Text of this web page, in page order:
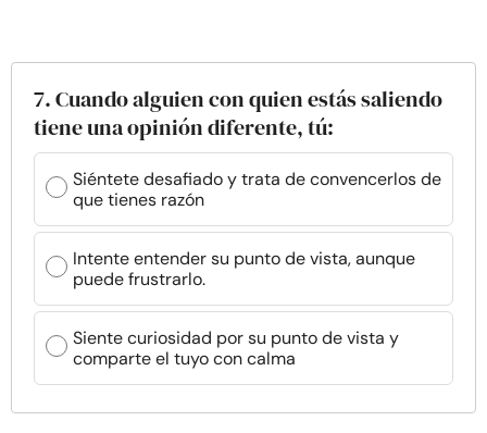
7. Cuando alguien con quien estás saliendo
tiene una opinión diferente, tú:
Siéntete desafiado y trata de convencerlos de
que tienes razón
Intente entender su punto de vista, aunque
puede frustrarlo.
Siente curiosidad por su punto de vista y
comparte el tuyo con calma